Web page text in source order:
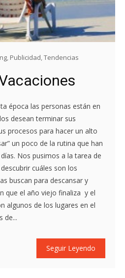
, Publicidad,Tendencias
época las personas están en
desean terminar sus
procesos para hacer un alto
un poco de la rutina que han
Nos pusimos a la tarea de
cuáles son los
buscan para descansar y
que el año viejo finaliza y el
algunos de los lugares en el
de...
Seguir Leyendo